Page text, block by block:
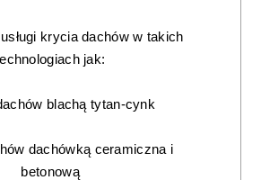
krycia dachów w takich
jak:
blachą tytan-cynk
dachówką ceramiczna i
betonową